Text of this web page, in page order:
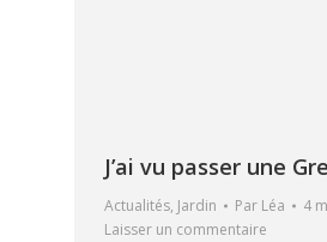
J’ai vu passer une
Actualités, Jardin Par Léa
4
Laisser un commentaire